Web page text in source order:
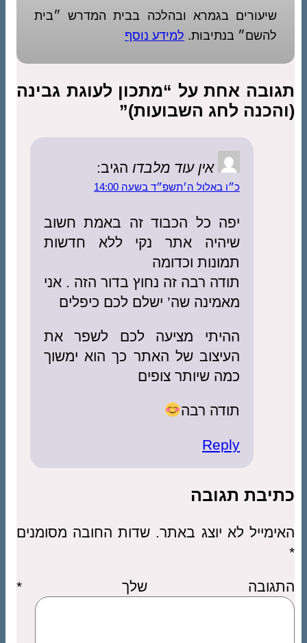
שיעורים בגמרא ובהלכה בבית המדרש ״בית
להשם״ בנתיבות. למידע נוסף
תגובה אחת על “מתכון לעוגת גבינה
(והכנה לחג השבועות)”
אין עוד מלבדו הגיב:
כ״ו באלול ה׳תשפ״ד בשעה 14:00
יפה כל הכבוד זה באמת חשוב
שיהיה אתר נקי ללא חדשות
תמונות וכדומה
תודה רבה זה נחוץ בדור הזה . אני
מאמינה שה’ ישלם לכם כיפלים
ההיתי מציעה לכם לשפר את
העיצוב של האתר כך הוא ימשוך
כמה שיותר צופים
תודה רבה
Reply
כתיבת תגובה
האימייל לא יוצג באתר. שדות החובה מסומנים
*
התגובה שלך*